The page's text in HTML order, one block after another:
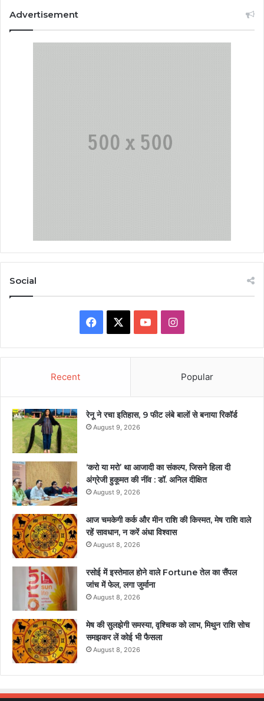
Advertisement
Social
Facebook YouTubeInstagram
Recent Popular
रेनू ने रचा इतिहास, 9 फीट लंबे बालों से बनाया रिकॉर्ड
August 9, 2026
‘करो या मरो’ था आजादी का संकल्प, जिसने हिला दी
अंग्रेजी हुकूमत की नींव : डॉ. अनिल दीक्षित
August 9, 2026
आज चमकेगी कर्क और मीन राशि की किस्मत, मेष राशि वाले
रहें सावधान, न करें अंधा विश्वास
August 8, 2026
रसोई में इस्तेमाल होने वाले Fortune तेल का सैंपल
जांच में फेल, लगा जुर्माना
August 8, 2026
मेष की सुलझेगी समस्या, वृश्चिक को लाभ, मिथुन राशि सोच
समझकर लें कोई भी फैसला
August 8, 2026